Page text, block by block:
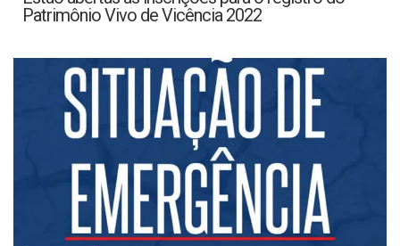
Patrimônio Vivo de Vicência 2022